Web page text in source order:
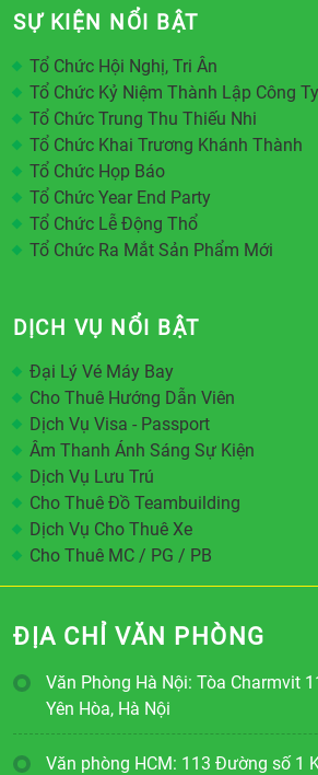
SỰ KIỆN NỔI BẬT
Tổ Chức Hội Nghị, Tri Ân
Tổ Chức Kỷ Niệm Thành Lập Công Ty
Tổ Chức Trung Thu Thiếu Nhi
Tổ Chức Khai Trương Khánh Thành
Tổ Chức Họp Báo
Tổ Chức Year End Party
Tổ Chức Lễ Động Thổ
Tổ Chức Ra Mắt Sản Phẩm Mới
DỊCH VỤ NỔI BẬT
Đại Lý Vé Máy Bay
Cho Thuê Hướng Dẫn Viên
Dịch Vụ Visa - Passport
Âm Thanh Ánh Sáng Sự Kiện
Dịch Vụ Lưu Trú
Cho Thuê Đồ Teambuilding
Dịch Vụ Cho Thuê Xe
Cho Thuê MC / PG / PB
ĐỊA CHỈ VĂN PHÒNG
Văn Phòng Hà Nội: Tòa Charmvit
Yên Hòa, Hà Nội
Văn phòng HCM: 113 Đường số 1